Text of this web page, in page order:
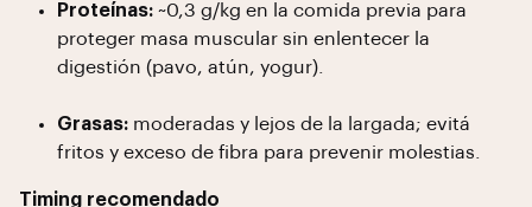
Proteínas: ~0,3 g/kg en la comida previa para
proteger masa muscular sin enlentecer la
digestión (pavo, atún, yogur).
Grasas: moderadas y lejos de la largada; evitá
fritos y exceso de fibra para prevenir molestias.
Timing recomendado